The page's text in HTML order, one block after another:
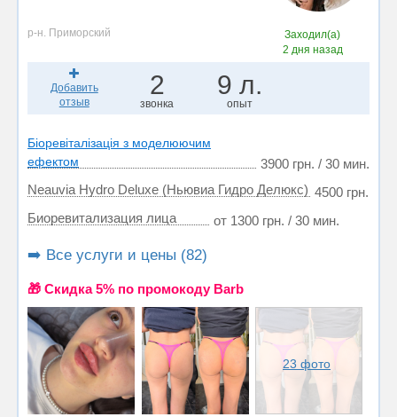
р-н. Приморский
Заходил(а)
2 дня назад
Добавить
отзыв
2
звонка
9 л.
опыт
Біоревіталізація з моделюючим
ефектом
3900 грн. / 30 мин.
Neauvia Hydro Deluxe (Ньювиа Гидро Делюкс) 4500 грн.
Биоревитализация лица
от 1300 грн. / 30 мин.
➡️ Все услуги и цены (82)
🎁 Cкидка 5% по промокоду Barb
23 фото